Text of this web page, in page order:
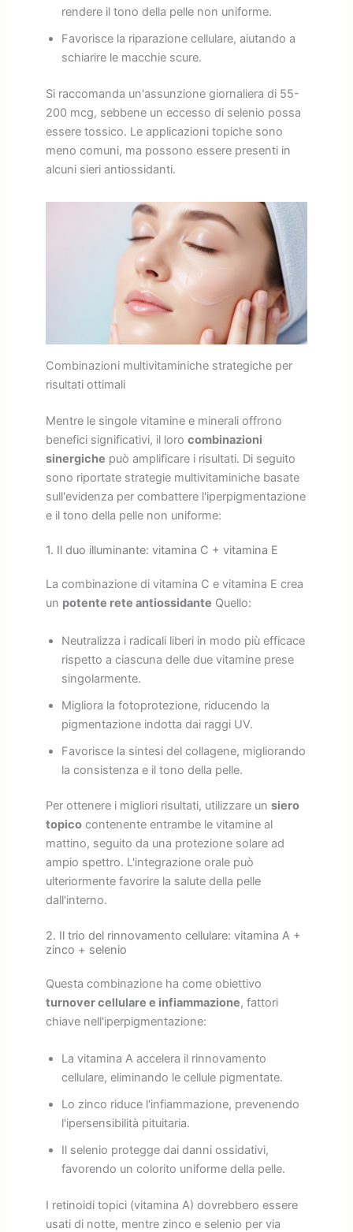
rendere il tono della pelle non uniforme.
Favorisce la riparazione cellulare, aiutando a
schiarire le macchie scure.
Si raccomanda un'assunzione giornaliera di 55-
200 mcg, sebbene un eccesso di selenio possa
essere tossico. Le applicazioni topiche sono
meno comuni, ma possono essere presenti in
alcuni sieri antiossidanti.
Combinazioni multivitaminiche strategiche per
risultati ottimali
Mentre le singole vitamine e minerali offrono
benefici significativi, il loro combinazioni
sinergiche può amplificare i risultati. Di seguito
sono riportate strategie multivitaminiche basate
sull'evidenza per combattere l'iperpigmentazione
e il tono della pelle non uniforme:
1. Il duo illuminante: vitamina C + vitamina E
La combinazione di vitamina C e vitamina E crea
un potente rete antiossidante Quello:
Neutralizza i radicali liberi in modo più efficace
rispetto a ciascuna delle due vitamine prese
singolarmente.
Migliora la fotoprotezione, riducendo la
pigmentazione indotta dai raggi UV.
Favorisce la sintesi del collagene, migliorando
la consistenza e il tono della pelle.
Per ottenere i migliori risultati, utilizzare un siero
topicocontenente entrambe le vitamine al
mattino, seguito da una protezione solare ad
ampio spettro. L'integrazione orale può
ulteriormente favorire la salute della pelle
dall'interno.
2. Il trio del rinnovamento cellulare: vitamina A +
zinco + selenio
Questa combinazione ha come obiettivo
turnover cellulare e infiammazione, fattori
chiave nell'iperpigmentazione:
La vitamina A accelera il rinnovamento
cellulare, eliminando le cellule pigmentate.
Lo zinco riduce l'infiammazione, prevenendo
l'ipersensibilità pituitaria.
Il selenio protegge dai danni ossidativi,
favorendo un colorito uniforme della pelle.
I retinoidi topici (vitamina A) dovrebbero essere
usati di notte, mentre zinco e selenio per via